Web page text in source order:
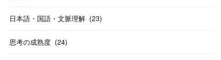
日本語・国語・文脈理解 (23)
思考の成熟度 (24)